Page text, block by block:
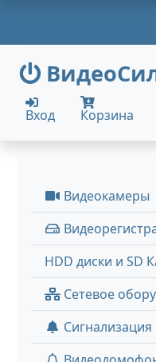
Вход Корзина
Видеокамеры
HDD диски и SD
Сетевое
Сигнализация